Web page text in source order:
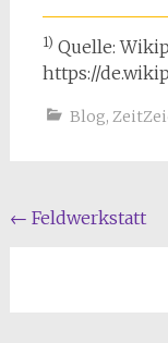
1) Quelle:
https://
Blog,
← Feldwerkstatt